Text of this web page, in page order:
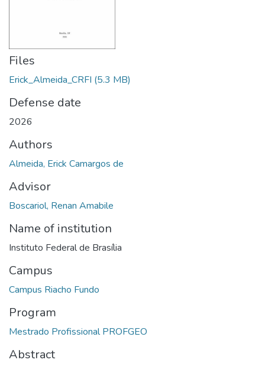
Files
Erick_Almeida_CRFI (5.3 MB)
Defense date
2026
Authors
Almeida, Erick Camargos de
Advisor
Boscariol, Renan Amabile
Name of institution
Instituto Federal de Brasília
Campus
Campus Riacho Fundo
Program
Mestrado Profissional PROFGEO
Abstract